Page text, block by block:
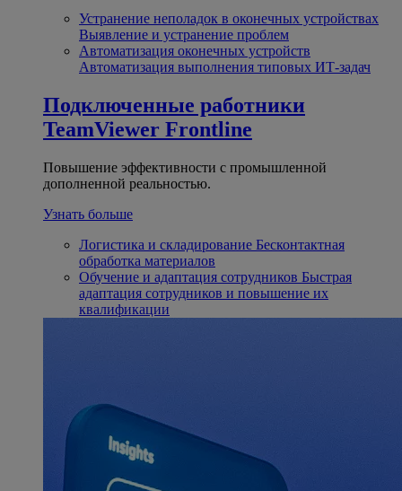
Устранение неполадок в оконечных устройствах
Выявление и устранение проблем
Автоматизация оконечных устройств
Автоматизация выполнения типовых ИТ-задач
Подключенные работники
TeamViewer Frontline
Повышение эффективности с промышленной
дополненной реальностью.
Узнать больше
Логистика и складирование Бесконтактная
обработка материалов
Обучение и адаптация сотрудников Быстрая
адаптация сотрудников и повышение их
квалификации